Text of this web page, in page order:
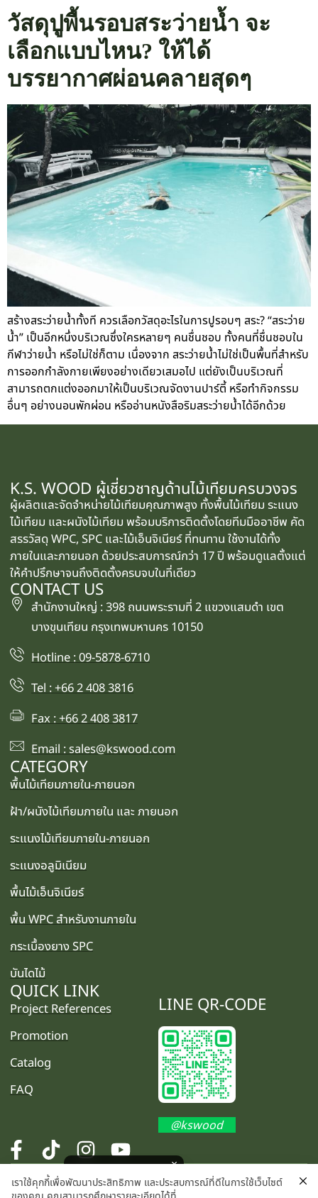
วัสดุปูพื้นรอบสระว่ายน้ำ จะ
เลือกแบบไหน? ให้ได้
บรรยากาศผ่อนคลายสุดๆ
สร้างสระว่ายน้ำทั้งที ควรเลือกวัสดุอะไรในการปูรอบๆ สระ? “สระว่าย
น้ำ” เป็นอีกหนึ่งบริเวณซึ่งใครหลายๆ คนชื่นชอบ ทั้งคนที่ชื่นชอบใน
กีฬาว่ายน้ำ หรือไม่ใช่ก็ตาม เนื่องจาก สระว่ายน้ำไม่ใช่เป็นพื้นที่สำหรับ
การออกกำลังกายเพียงอย่างเดียวเสมอไป แต่ยังเป็นบริเวณที่
สามารถตกแต่งออกมาให้เป็นบริเวณจัดงานปาร์ตี้ หรือทำกิจกรรม
อื่นๆ อย่างนอนพักผ่อน หรืออ่านหนังสือริมสระว่ายน้ำได้อีกด้วย
K.S. WOOD ผู้เชี่ยวชาญด้านไม้เทียมครบวงจร
ผู้ผลิตและจัดจำหน่ายไม้เทียมคุณภาพสูง ทั้งพื้นไม้เทียม ระแนง
ไม้เทียม และผนังไม้เทียม พร้อมบริการติดตั้งโดยทีมมืออาชีพ คัด
สรรวัสดุ WPC, SPC และไม้เอ็นจิเนียร์ ที่ทนทาน ใช้งานได้ทั้ง
ภายในและภายนอก ด้วยประสบการณ์กว่า 17 ปี พร้อมดูแลตั้งแต่
ให้คำปรึกษาจนถึงติดตั้งครบจบในที่เดียว
CONTACT US
สำนักงานใหญ่ : 398 ถนนพระรามที่ 2 แขวงแสมดำ เขต
บางขุนเทียน กรุงเทพมหานคร 10150
Hotline : 09-5878-6710
Tel : +66 2 408 3816
Fax : +66 2 408 3817
Email : sales@kswood.com
CATEGORY
พื้นไม้เทียมภายใน-ภายนอก
ฝ้า/ผนังไม้เทียมภายใน และ ภายนอก
ระแนงไม้เทียมภายใน-ภายนอก
ระแนงอลูมิเนียม
พื้นไม้เอ็นจิเนียร์
พื้น WPC สำหรับงานภายใน
กระเบื้องยาง SPC
บันไดไม้
QUICK LINK
Project References
Promotion
Catalog
FAQ
LINE QR-CODE
@kswood
©2025 K.S. WOOD CO., LTD. All rights reserved.
เราใช้คุกกี้เพื่อพัฒนาประสิทธิภาพ และประสบการณ์ที่ดีในการใช้เว็บไซต์